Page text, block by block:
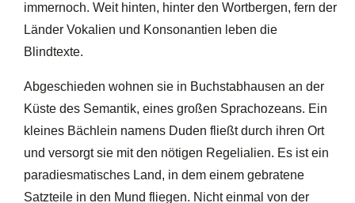
immernoch. Weit hinten, hinter den Wortbergen, fern der
Länder Vokalien und Konsonantien leben die
Blindtexte.
Abgeschieden wohnen sie in Buchstabhausen an der
Küste des Semantik, eines großen Sprachozeans. Ein
kleines Bächlein namens Duden fließt durch ihren Ort
und versorgt sie mit den nötigen Regelialien. Es ist ein
paradiesmatisches Land, in dem einem gebratene
Satzteile in den Mund fliegen. Nicht einmal von der